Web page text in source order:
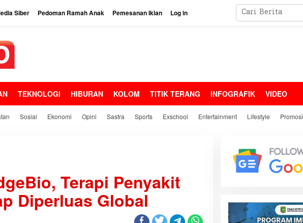
Siber Pedoman Ramah Anak Pemesanan Iklan Log in
TEKNOLOGI HIBURAN KOLOM TITIK TERANG INFOGRAFIK VIDEO
Sosial Ekonomi Opini Sastra Sports Exschool Entertainment Lifestyle Promosi
Terapi Penyakit
Diperluas Global